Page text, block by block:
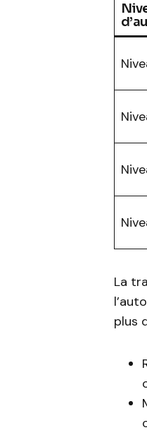
La
plus